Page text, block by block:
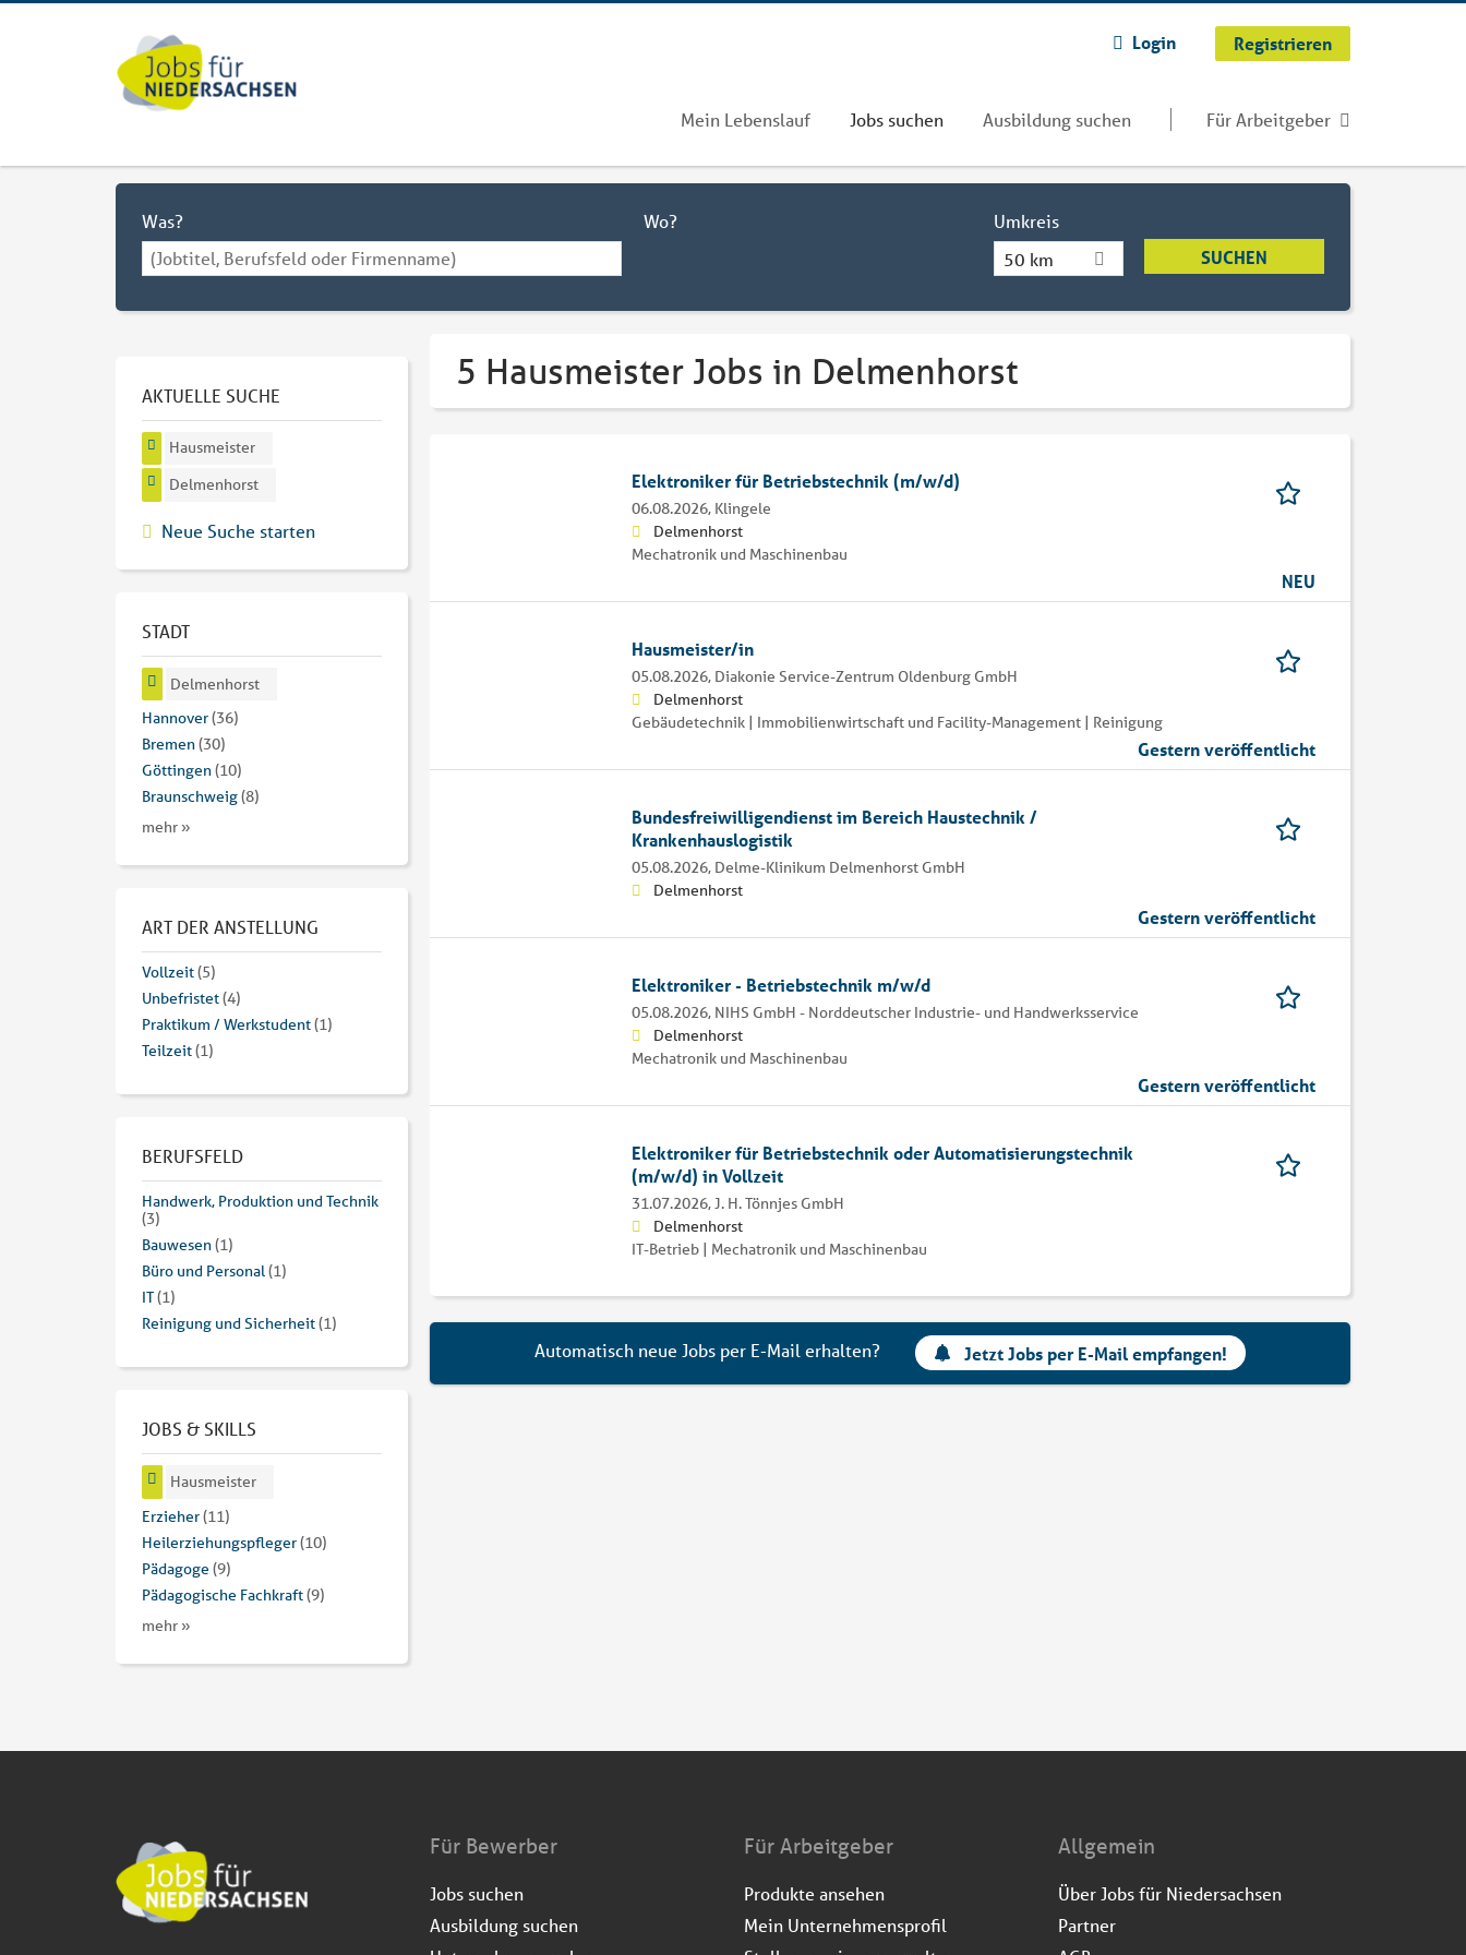
Login Registrieren
Mein Lebenslauf Jobs suchen Ausbildung suchen Für Arbeitgeber
Was? Wo?
Umkreis
50 km
5 Hausmeister Jobs in Delmenhorst
Elektroniker für Betriebstechnik (m/w/d)
06.08.2026, Klingele
Delmenhorst
Mechatronik und Maschinenbau
NEU
Hausmeister/in
05.08.2026, Diakonie Service-Zentrum Oldenburg GmbH
Delmenhorst
Gebäudetechnik | Immobilienwirtschaft und Facility-Management | Reinigung
Gestern veröffentlicht
Bundesfreiwilligendienst im Bereich Haustechnik /
Krankenhauslogistik
05.08.2026, Delme-Klinikum Delmenhorst GmbH
Delmenhorst
Gestern veröffentlicht
Elektroniker - Betriebstechnik m/w/d
05.08.2026, NIHS GmbH - Norddeutscher Industrie- und Handwerksservice
Delmenhorst
Mechatronik und Maschinenbau
Gestern veröffentlicht
Elektroniker für Betriebstechnik oder Automatisierungstechnik
(m/w/d) in Vollzeit
31.07.2026, J. H. Tönnjes GmbH
Delmenhorst
IT-Betrieb | Mechatronik und Maschinenbau
Automatisch neue Jobs per E-Mail erhalten? Jetzt Jobs per E-Mail empfangen!
AKTUELLE SUCHE
Hausmeister
Delmenhorst
Neue Suche starten
STADT
Delmenhorst
Hannover(36)
Bremen(30)
Göttingen(10)
Braunschweig(8)
mehr »
ART DER ANSTELLUNG
Vollzeit(5)
Unbefristet(4)
Praktikum / Werkstudent(1)
Teilzeit(1)
BERUFSFELD
Handwerk, Produktion und Technik
(3)
Bauwesen(1)
Büro und Personal(1)
IT(1)
Reinigung und Sicherheit(1)
JOBS & SKILLS
Hausmeister
Erzieher(11)
Heilerziehungspfleger(10)
Pädagoge (9)
Pädagogische Fachkraft(9)
mehr »
Für Bewerber
Jobs suchen
Ausbildung suchen
Für Arbeitgeber
Produkte ansehen
Mein Unternehmensprofil
Allgemein
Über Jobs für Niedersachsen
Partner